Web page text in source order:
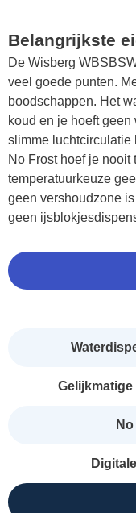
Belangrijkste
De Wisberg
veel goede punten.
boodschappen. Het
koud en je hoeft
slimme luchtcirculatie
No Frost hoef je
temperatuurkeuze
geen vershoudzone
geen